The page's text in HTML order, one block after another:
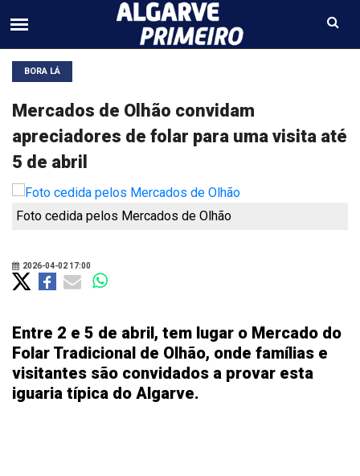
BORA LÁ
Mercados de Olhão convidam
apreciadores de folar para uma visita até
5 de abril
Foto cedida pelos Mercados de Olhão
2026-04-02 17:00
Entre 2 e 5 de abril, tem lugar o Mercado do
Folar Tradicional de Olhão, onde famílias e
visitantes são convidados a provar esta
iguaria típica do Algarve.